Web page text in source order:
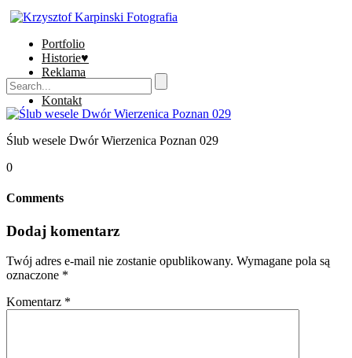
Portfolio
Historie♥
Reklama
Sklep
Kontakt
Ślub wesele Dwór Wierzenica Poznan 029
0
Comments
Dodaj komentarz
Twój adres e-mail nie zostanie opublikowany. Wymagane pola są
oznaczone *
Komentarz *